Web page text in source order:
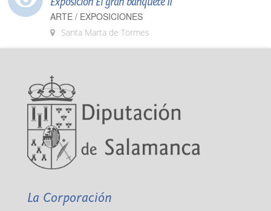
ARTE / EXPOSICIONES
Santa Marta de Tormes
La Corporación